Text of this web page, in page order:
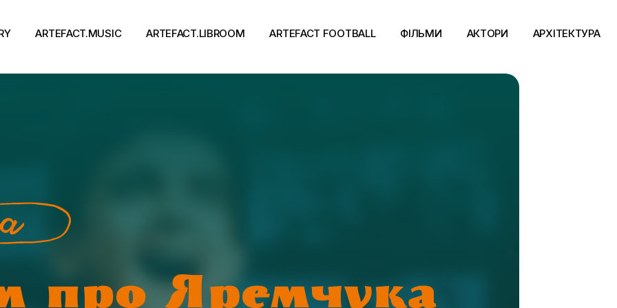
ARTEFACT.MUSIC ARTEFACT.LIBROOM ARTEFACT FOOTBALL ФІЛЬМИ АКТОРИ АРХІТЕКТУРА